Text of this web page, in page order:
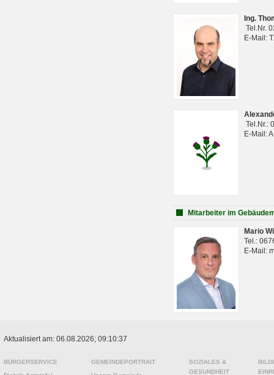
Ing.
Tel.Nr.
E-Mail:
Tel.Nr.:
E-Mail:
Mitarbeiter im
Mario
Tel.:
E-Mail:
Aktualisiert am: 06.08.2026; 09:10:37
BÜRGERSERVICE
GEMEINDEPORTRAIT
SOZIALES &
GESUNDHEIT